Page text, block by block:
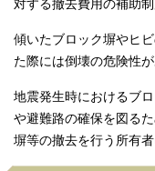
対する撤去費用の補助制
傾いたブロック塀やヒ
た際には倒壊の危険性が
地震発生時におけるブ
や避難路の確保を図る
塀等の撤去を行う所有